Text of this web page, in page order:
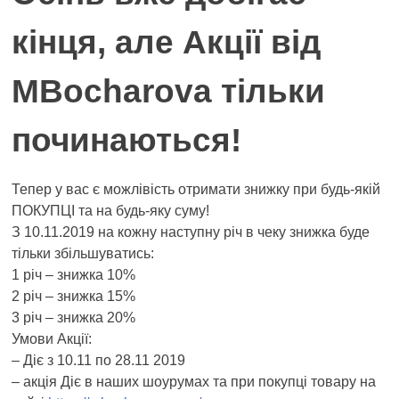
кінця, але Акції від
MBocharova тільки
починаються!
Тепер у вас є можлівість отримати знижку при будь-якій
ПОКУПЦІ та на будь-яку суму!
З 10.11.2019 на кожну наступну річ в чеку знижка буде
тільки збільшуватись:
1 річ – знижка 10%
2 річ – знижка 15%
3 річ – знижка 20%
Умови Акції:
– Діє з 10.11 по 28.11 2019
– акція Діє в наших шоурумах та при покупці товару на